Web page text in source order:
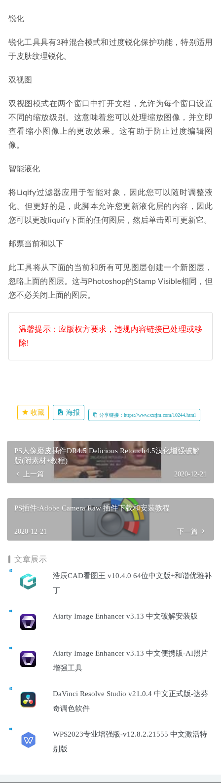
锐化
锐化工具具有3种混合模式和过度锐化保护功能，特别适用
于皮肤纹理锐化。
双视图
双视图模式在两个窗口中打开文档，允许为每个窗口设置
不同的缩放级别。这意味着您可以处理缩放图像，并立即
查看缩小图像上的更改效果。这有助于防止过度编辑图
像。
智能液化
将Liqify过滤器应用于智能对象，因此您可以随时调整液
化。但更好的是，此脚本允许您更新液化层的内容，因此
您可以更改liquify下面的任何图层，然后单击即可更新它。
邮票当前和以下
此工具将从下面的当前和所有可见图层创建一个新图层，
忽略上面的图层。这与Photoshop的Stamp Visible相同，但
您不必关闭上面的图层。
温馨提示：应版权方要求，违规内容链接已处理或移
除!
收藏 海报 分享链接：https://www.xxrjm.com/10244.html
PS人像磨皮插件DR4.5 Delicious Retouch4.5汉化增强破解
版(附素材+教程)
上一篇 2020-12-21
PS插件:Adobe Camera Raw 插件下载和安装教程
2020-12-21 下一篇
文章展示
浩辰CAD看图王 v10.4.0 64位中文版+和谐优雅补
丁
Aiarty Image Enhancer v3.13 中文破解安装版
Aiarty Image Enhancer v3.13 中文便携版-AI照片
增强工具
DaVinci Resolve Studio v21.0.4 中文正式版-达芬
奇调色软件
WPS2023专业增强版-v12.8.2.21555 中文激活特
别版